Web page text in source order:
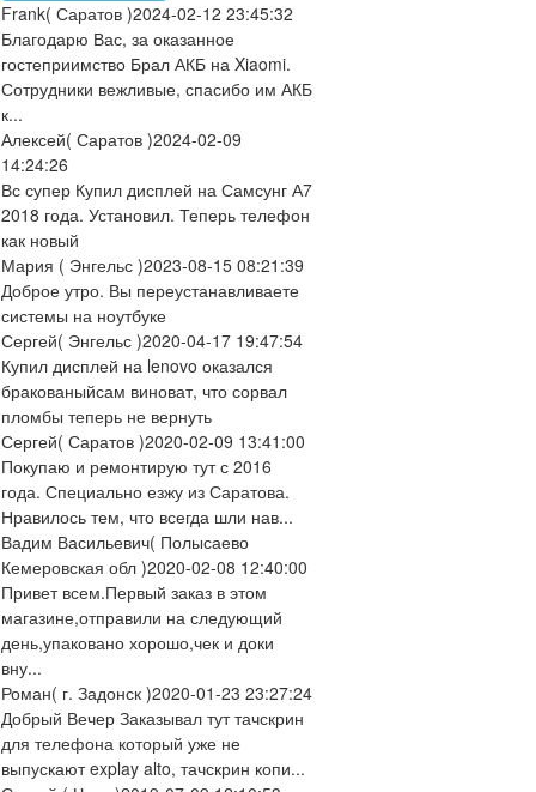
Frank( Саратов )2024-02-12 23:45:32
Благодарю Вас, за оказанное
гостеприимство Брал АКБ на Xiaomi.
Сотрудники вежливые, спасибо им АКБ
к...
Алексей( Саратов )2024-02-09
14:24:26
Вс супер Купил дисплей на Самсунг А7
2018 года. Установил. Теперь телефон
как новый
Мария ( Энгельс )2023-08-15 08:21:39
Доброе утро. Вы переустанавливаете
системы на ноутбуке
Сергей( Энгельс )2020-04-17 19:47:54
Купил дисплей на lenovo оказался
бракованыйсам виноват, что сорвал
пломбы теперь не вернуть
Сергей( Саратов )2020-02-09 13:41:00
Покупаю и ремонтирую тут с 2016
года. Специально езжу из Саратова.
Нравилось тем, что всегда шли нав...
Вадим Васильевич( Полысаево
Кемеровская обл )2020-02-08 12:40:00
Привет всем.Первый заказ в этом
магазине,отправили на следующий
день,упаковано хорошо,чек и доки
вну...
Роман( г. Задонск )2020-01-23 23:27:24
Добрый Вечер Заказывал тут тачскрин
для телефона который уже не
выпускают explay alto, тачскрин копи...